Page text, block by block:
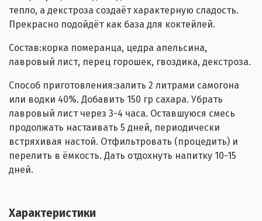
тепло, а декстроза создаёт характерную сладость.
Прекрасно подойдёт как база для коктейлей.
Состав:корка померанца, цедра апельсина,
лавровый лист, перец горошек, гвоздика, декстроза.
Способ приготовления:залить 2 литрами самогона
или водки 40%. Добавить 150 гр сахара. Убрать
лавровый лист через 3-4 часа. Оставшуюся смесь
продолжать настаивать 5 дней, периодически
встряхивая настой. Отфильтровать (процедить) и
перелить в ёмкость. Дать отдохнуть напитку 10-15
дней.
Характеристики